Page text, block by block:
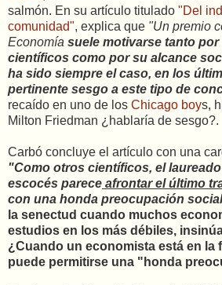
salmón. En su artículo titulado "Del
comunidad", explica que "Un premio
Economía suele motivarse tanto por
científicos como por su alcance
ha sido siempre el caso, en los
pertinente sesgo a este tipo de
recaído en uno de los Chicago boys,
Milton Friedman ¿hablaría de sesgo?.
Carbó concluye el artículo con una
"Como otros científicos, el
escocés parece afrontar el último
con una honda preocupación
la senectud cuando muchos
estudios en los más débiles,
¿Cuando un economista está en la
puede permitirse una "honda